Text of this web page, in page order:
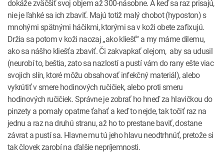
dokáže zväčšiť svoj objem až 300-násobne. A keď sa raz prisajú,
nie je ľahké sa ich zbaviť. Majú totiž malý chobot (hyposton) s
mnohými spätnými háčikmi, ktorými sa v koži obete zafixujú.
Držia sa potom v koži naozaj „ako kliešť“ a my máme dilemu,
ako sa nášho kliešťa zbaviť. Či zakvapkať olejom, aby sa udusil
(neurobí to, beštia, zato sa nazlostí a pustí vám do rany ešte viac
svojich slín, ktoré môžu obsahovať infekčný materiál), alebo
vykrútiť v smere hodinových ručičiek, alebo proti smeru
hodinových ručičiek. Správne je zobrať ho hneď za hlavičkou do
pinzety a pomaly opatrne ťahať a keď to nejde, tak točiť raz na
jednu a raz na druhú stranu, až ho to prestane baviť, dostane
závrat a pustí sa. Hlavne mu tú jeho hlavu neodtrhnúť, pretože si
tak človek zarobí na ďalšie nepríjemnosti.